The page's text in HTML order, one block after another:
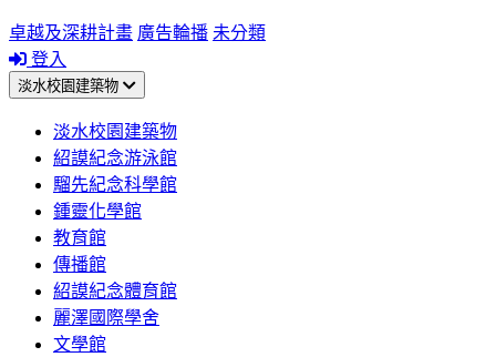
卓越及深耕計畫 廣告輪播 未分類
登入
淡水校園建築物
淡水校園建築物
紹謨紀念游泳館
騮先紀念科學館
鍾靈化學館
教育館
傳播館
紹謨紀念體育館
麗澤國際學舍
文學館